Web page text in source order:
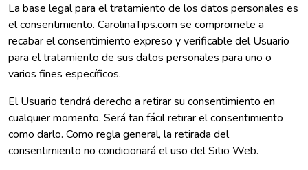
La base legal para el tratamiento de los datos personales es
el consentimiento. CarolinaTips.com se compromete a
recabar el consentimiento expreso y verificable del Usuario
para el tratamiento de sus datos personales para uno o
varios fines específicos.
El Usuario tendrá derecho a retirar su consentimiento en
cualquier momento. Será tan fácil retirar el consentimiento
como darlo. Como regla general, la retirada del
consentimiento no condicionará el uso del Sitio Web.